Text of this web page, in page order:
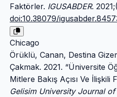
Faktörler. IGUSABDER.
doi:10.38079/
Chicago
Örüklü, Canan, Destina
Çakmak. 2021. “Üniversite
Mitlere Bakış Açısı Ve İlişkili
Gelisim University Journal